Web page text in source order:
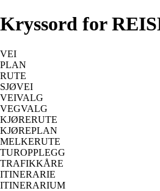
Kryssord for
VEI
PLAN
RUTE
SJØVEI
VEIVALG
VEGVALG
KJØRERUTE
KJØREPLAN
MELKERUTE
TUROPPLEGG
TRAFIKKÅRE
ITINERARIE
ITINERARIUM